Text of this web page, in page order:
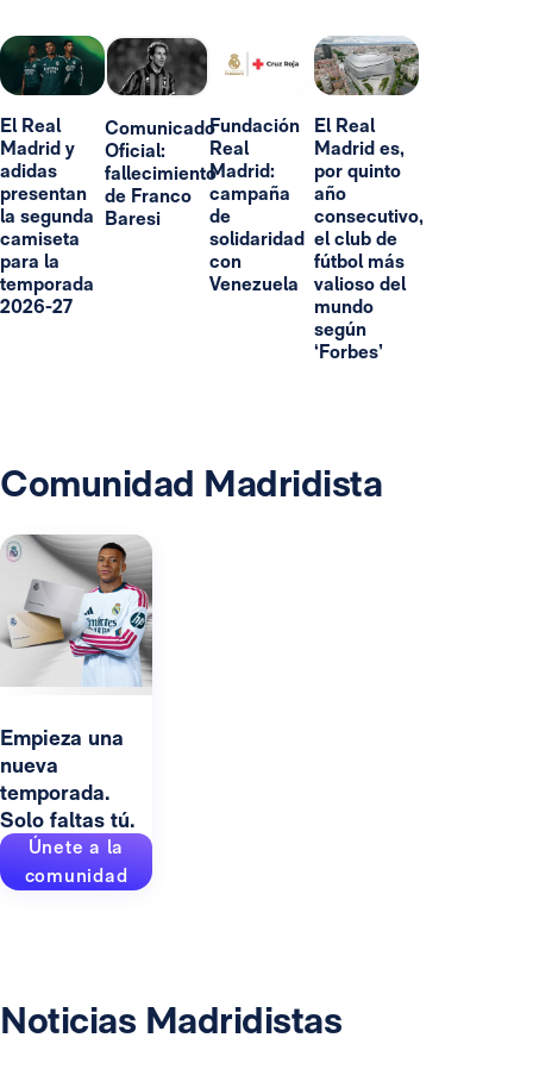
El Real
Madrid y
adidas
presentan
la segunda
camiseta
para la
temporada
2026-27
Comunicado
Oficial:
fallecimiento
de Franco
Baresi
Fundación
Real
Madrid:
campaña
de
solidaridad
con
Venezuela
El Real
Madrid es,
por quinto
año
consecutivo,
el club de
fútbol más
valioso del
mundo
según
‘Forbes’
Comunidad Madridista
Empieza una
nueva
temporada.
Solo faltas tú.
Únete a la
comunidad
Noticias Madridistas